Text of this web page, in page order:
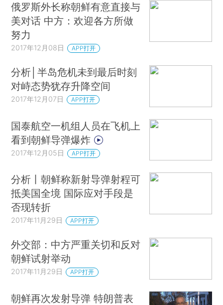
俄罗斯外长称朝鲜有意直接与
美对话 中方：欢迎各方所做
努力
2017年12月08日 APP打开
分析│半岛危机未到最后时刻
对峙态势犹存升降空间
2017年12月07日 APP打开
国泰航空一机组人员在飞机上
看到朝鲜导弹爆炸
2017年12月05日 APP打开
分析丨朝鲜称新射导弹射程可
抵美国全境 国际应对手段是
否现转折
2017年11月29日 APP打开
外交部：中方严重关切和反对
朝鲜试射举动
2017年11月29日 APP打开
朝鲜再次发射导弹 特朗普表